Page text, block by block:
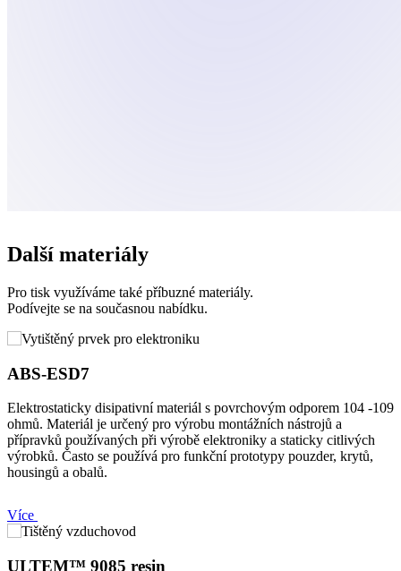
Další materiály
Pro tisk využíváme také příbuzné materiály.
Podívejte se na současnou nabídku.
ABS-ESD7
Elektrostaticky disipativní materiál s povrchovým odporem 104 -109
ohmů. Materiál je určený pro výrobu montážních nástrojů a
přípravků používaných při výrobě elektroniky a staticky citlivých
výrobků. Často se používá pro funkční prototypy pouzder, krytů,
housingů a obalů.
Více
ULTEM™ 9085 resin